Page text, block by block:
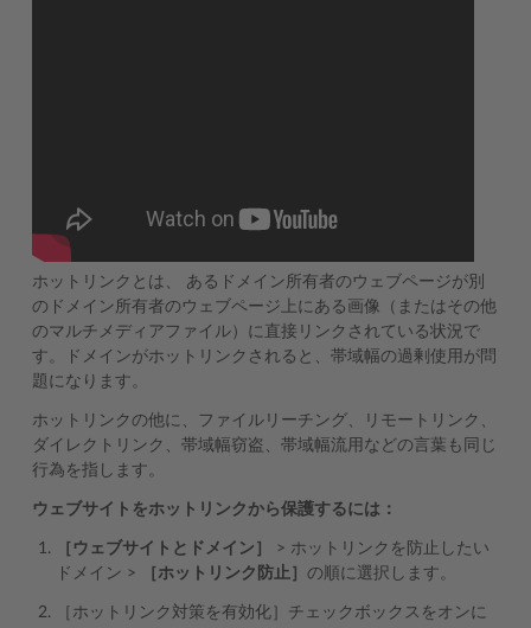
ホットリンクとは、 あるドメイン所有者のウェブページが別
のドメイン所有者のウェブページ上にある画像（またはその他
のマルチメディアファイル）に直接リンクされている状況で
す。ドメインがホットリンクされると、帯域幅の過剰使用が問
題になります。
ホットリンクの他に、ファイルリーチング、リモートリンク、
ダイレクトリンク、帯域幅窃盗、帯域幅流用などの言葉も同じ
行為を指します。
ウェブサイトをホットリンクから保護するには：
［ウェブサイトとドメイン］
> ホットリンクを防止したい
ドメイン >
［ホットリンク防止］ の順に選択します。
［ホットリンク対策を有効化］チェックボックスをオンに